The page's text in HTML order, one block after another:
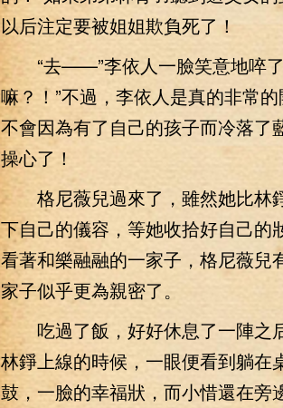
以后注定要被姐姐欺負死了！
“去——”李依人一臉笑意地啐了
嘛？！”不過，李依人是真的非常
不會因為有了自己的孩子而冷落
操心了！
格尼薇兒過來了，雖然她比林
下自己的儀容，等她收拾好自己的
看著和樂融融的一家子，格尼薇兒
家子似乎更為親密了。
吃過了飯，好好休息了一陣之后
林錚上線的時候，一眼便看到躺在
鼓，一臉的幸福狀，而小惜還在旁